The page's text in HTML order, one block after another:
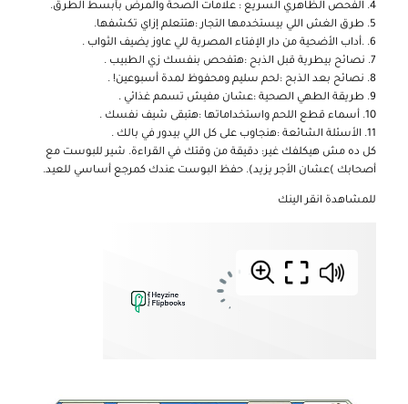
4. الفحص الظاهري السريع : علامات الصحة والمرض بأبسط الطرق.
5. طرق الغش اللي بيستخدمها التجار :هتتعلم إزاي تكشفها.
6. .أداب الأضحية من دار الإفتاء المصرية للي عاوز يضيف الثواب .
7. نصائح بيطرية قبل الذبح :هتفحص بنفسك زي الطبيب .
8. نصائح بعد الذبح :لحم سليم ومحفوظ لمدة أسبوعين! .
9. طريقة الطهي الصحية :عشان مفيش تسمم غذائي .
10. أسماء قطع اللحم واستخداماتها :هتبقى شيف نفسك .
11. الأسئلة الشائعة :هنجاوب على كل اللي بيدور في بالك .
كل ده مش هيكلفك غير: دقيقة من وقتك في القراءة. شير للبوست مع
أصحابك )عشان الأجر يزيد). حفظ البوست عندك كمرجع أساسي للعيد.
للمشاهدة انقر الينك